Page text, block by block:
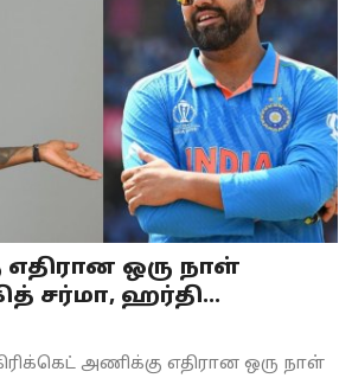
ஒரு நாள்
சர்மா, ஹர்தி...
அணிக்கு எதிரான ஒரு நாள்